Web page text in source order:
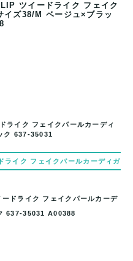
ツイードライク フェイク
イズ38/M ベージュ×ブラッ
ライク フェイクパールカーディ
ク 637-35031
ライク フェイクパールカーディガ
ドライク フェイクパールカーデ
637-35031 A00388